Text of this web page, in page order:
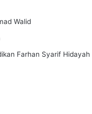
Walid
Farhan Syarif Hidayah